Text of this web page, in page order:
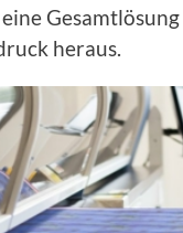
heraus.